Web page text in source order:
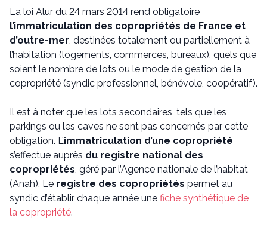
La loi Alur du 24 mars 2014 rend obligatoire
l’immatriculation des copropriétés de France et
d’outre-mer, destinées totalement ou partiellement à
l’habitation (logements, commerces, bureaux), quels que
soient le nombre de lots ou le mode de gestion de la
copropriété (syndic professionnel, bénévole, coopératif).
Il est à noter que les lots secondaires, tels que les
parkings ou les caves ne sont pas concernés par cette
obligation. L’immatriculation d’une copropriété
s’effectue auprès du registre national des
copropriétés, géré par l’Agence nationale de l’habitat
(Anah). Le registre des copropriétés permet au
syndic d’établir chaque année une fiche synthétique de
la copropriété.